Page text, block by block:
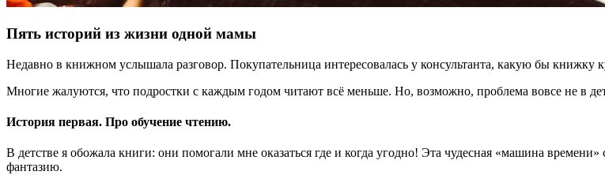
Пять историй из жизни одной мамы
Недавно в книжном услышала разговор. Покупательница интересовалась у консультанта, какую бы книжку
Многие жалуются, что подростки с каждым годом читают всё меньше. Но, возможно, проблема вовсе не в
История первая. Про обучение чтению.
В детстве я обожала книги: они помогали мне оказаться где и когда угодно! Эта чудесная «машина
фантазию.